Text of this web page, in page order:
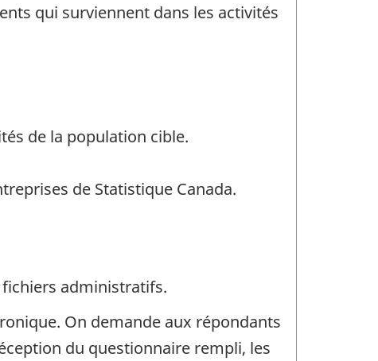
qui surviennent dans les activités
de la population cible.
de Statistique Canada.
administratifs.
On demande aux répondants
du questionnaire rempli, les